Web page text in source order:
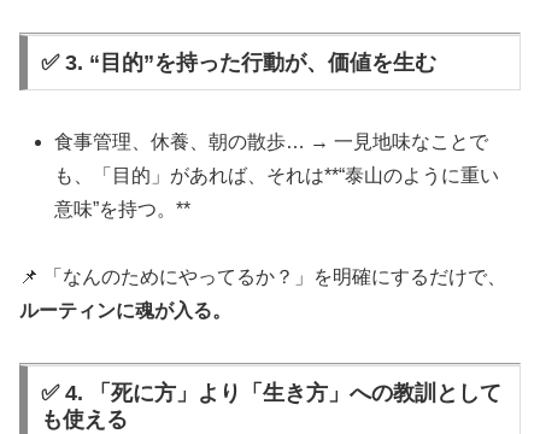
✅ 3. “目的”を持った行動が、価値を生む
食事管理、休養、朝の散歩… → 一見地味なことで
も、「目的」があれば、それは**“泰山のように重い
意味”を持つ。**
📌 「なんのためにやってるか？」を明確にするだけで、
ルーティンに魂が入る。
✅ 4. 「死に方」より「生き方」への教訓として
も使える